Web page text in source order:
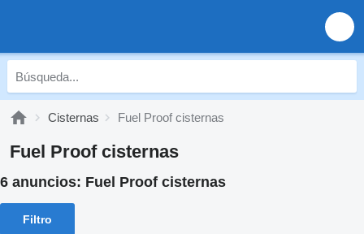
Cisternas Fuel Proof cisternas
Fuel Proof cisternas
6 anuncios: Fuel Proof cisternas
Filtro